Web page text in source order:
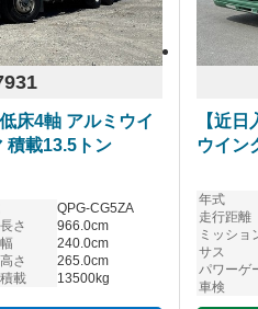
床4軸 アルミウイ
積載13.5トン
QPG-CG5ZA
さ
966.0cm
240.0cm
さ
265.0cm
載
13500kg
【近
ウイン
年式
走行距離
ミッショ
サス
パワーゲ
車検